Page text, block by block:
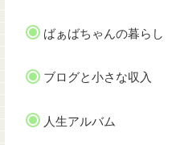
ばぁばちゃんの暮らし
ブログと小さな収入
人生アルバム